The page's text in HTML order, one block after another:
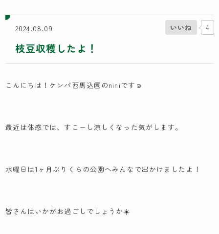
ケンパのNPO活動
Lunch Trip
木とのふれあい
イスラエル研修記
2024.08.09
枝豆収穫したよ！
いいね 4
こんにちは！ケンパ西馬込園のniniです☺︎
最近は体感では、すこーし涼しくなった気がします。
水曜日は1ヶ月ぶりくらの公園へみんなで出かけましたよ！
皆さんはいかがお過ごしでしょうか☀️